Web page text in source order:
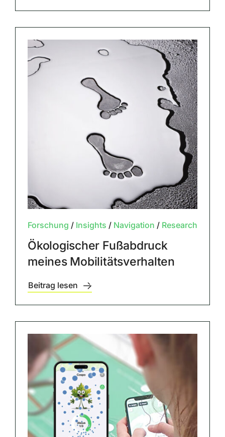
Forschung / Insights / Navigation / Research
Ökologischer Fußabdruck
meines Mobilitätsverhalten
Beitrag lesen